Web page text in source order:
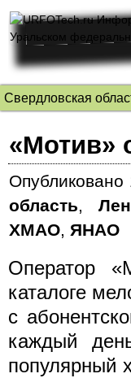
Свердловская
«Мотив»
Опубликовано
область,
ХМАО, ЯНАО
Оператор
каталоге
с
каждый
популярный